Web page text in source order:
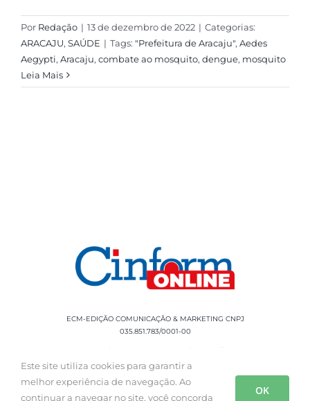
Por Redação | 13 de dezembro de 2022 | Categorias:
ARACAJU, SAÚDE | Tags: "Prefeitura de Aracaju", Aedes
Aegypti, Aracaju, combate ao mosquito, dengue, mosquito
Leia Mais
ECM-EDIÇÃO COMUNICAÇÃO & MARKETING CNPJ
035.851.783/0001-00
Rua Sílvio Cesar Leite, 90 Salgado Filho -
Aracaju, SE, CEP: 49020-060 Fone: +55 79
Este site utiliza cookies para garantir a
melhor experiência de navegação. Ao
continuar a navegar no site, você concorda
OK